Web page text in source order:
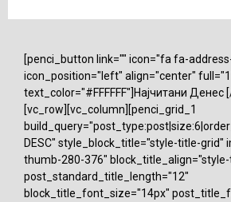
[penci_button link="" icon="fa fa-
icon_position="left" align="center"
text_color="#FFFFFF"]Најчитани Денес
[vc_row][vc_column][penci_grid_1
DESC" style_block_title="style-title-grid"
thumb-280-376"
post_standard_title_length="12"
block_title_font_size="14px"